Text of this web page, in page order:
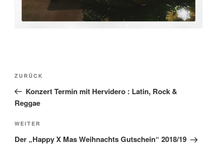
Beitragsnavigation
Vorheriger
Beitrag
ZURÜCK
Konzert Termin mit Hervidero : Latin, Rock &
Reggae
Nächster
Beitrag
WEITER
Der „Happy X Mas Weihnachts Gutschein“ 2018/19